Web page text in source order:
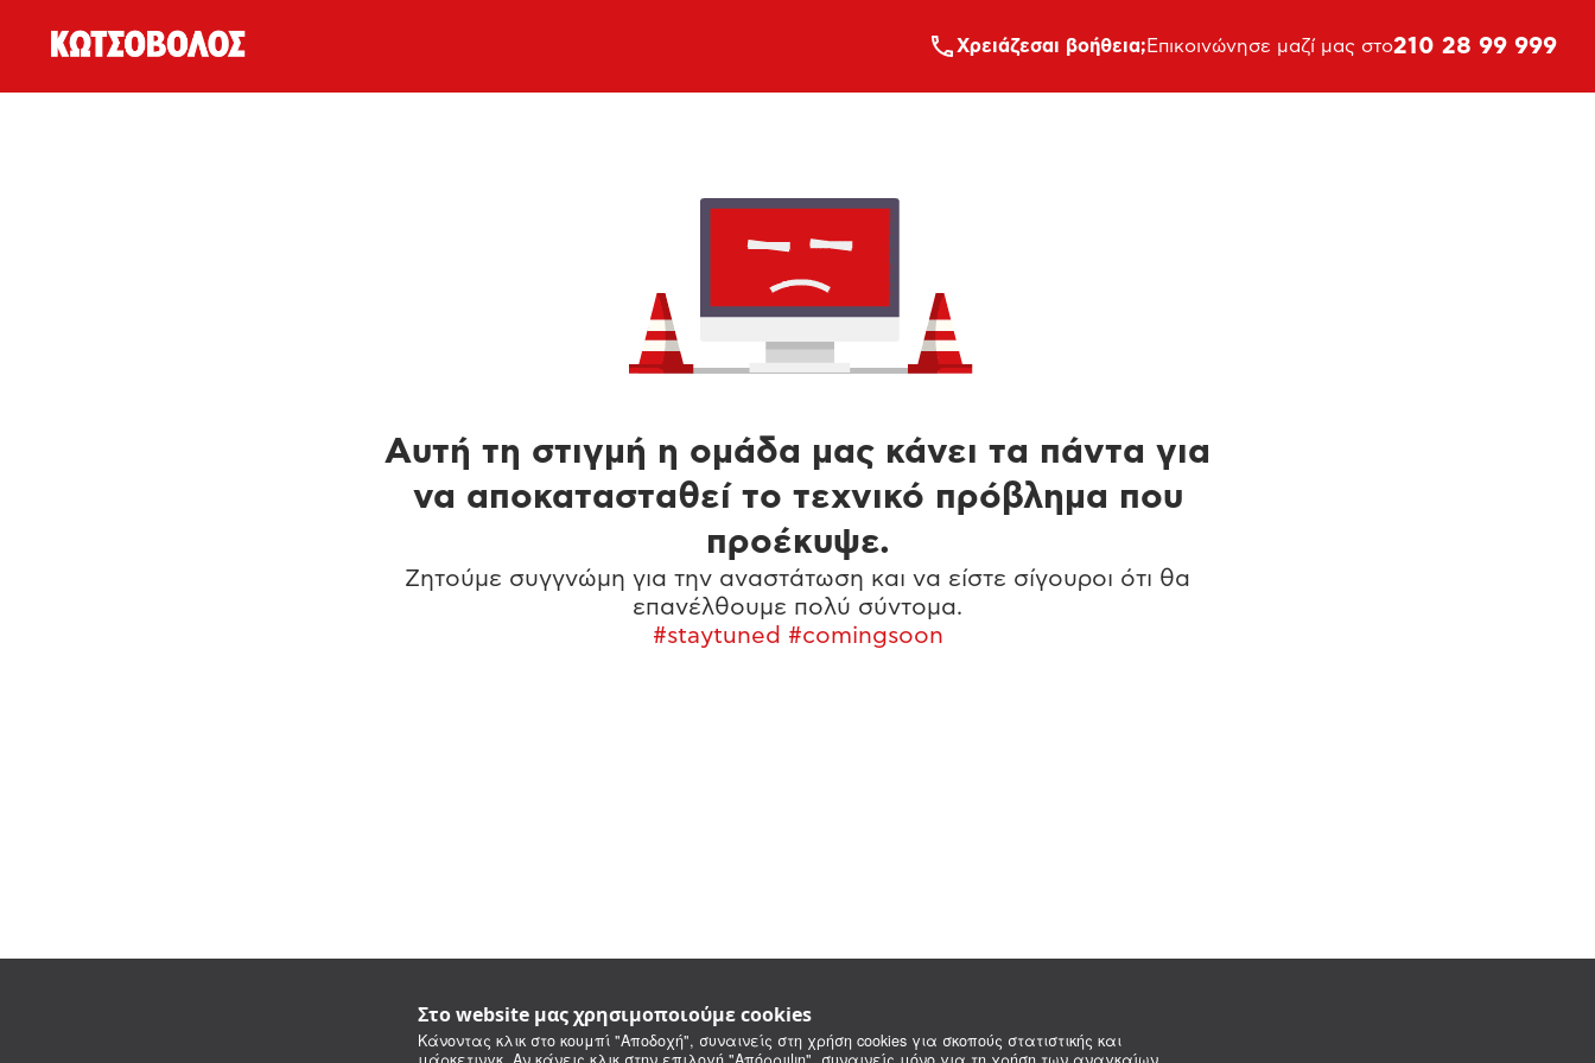
Στο website μας χρησιμοποιούμε cookies
Κάνοντας κλικ στο κουμπί "Αποδοχή", συναινείς στη χρήση cookies για σκοπούς στατιστικής και
Xρειάζεσαι βοήθεια; Επικοινώνησε μαζί μας στο210 28 99 999
Αυτή τη στιγμή η ομάδα μας κάνει τα πάντα για
να αποκατασταθεί το τεχνικό πρόβλημα που
προέκυψε.
Ζητούμε συγγνώμη για την αναστάτωση και να είστε σίγουροι ότι θα
επανέλθουμε πολύ σύντομα.
#staytuned #comingsoon